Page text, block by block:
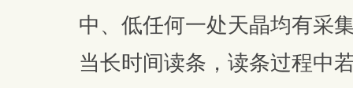
中、低任何一处天晶均有采
当长时间读条，读条过程中